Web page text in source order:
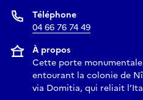
Téléphone
04 66 76 74 49
À propos
Cette porte
entourant la colonie de
via Domitia, qui reliait